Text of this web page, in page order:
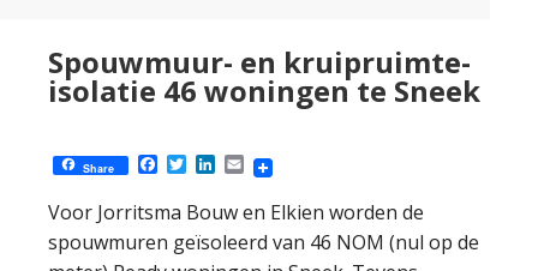
Spouwmuur- en kruipruimte-
isolatie 46 woningen te Sneek
Share Facebook
TwitterLinkedIn
Email
Voor Jorritsma Bouw en Elkien worden de
spouwmuren geïsoleerd van 46 NOM (nul op de